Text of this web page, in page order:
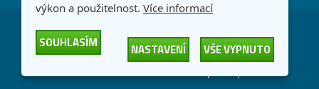
Česká republika Slovensko
- -
výkon a použitelnost. Více informací
SOUHLASÍM NASTAVENÍ VŠE VYPNUTO